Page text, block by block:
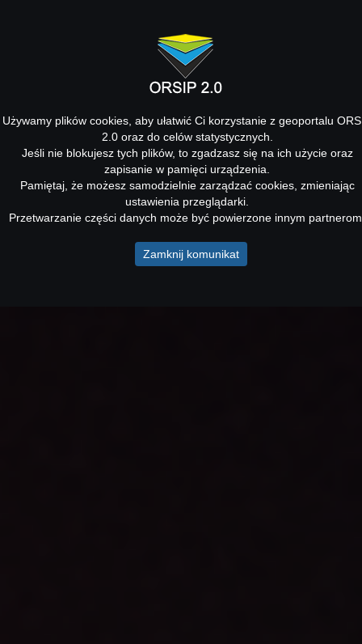
Używamy plików cookies, aby ułatwić Ci korzystanie z geoportalu
2.0 oraz do celów statystycznych.
Jeśli nie blokujesz tych plików, to zgadzasz się na ich użycie oraz
zapisanie w pamięci urządzenia.
Pamiętaj, że możesz samodzielnie zarządzać cookies, zmieniając
ustawienia przeglądarki.
Przetwarzanie części danych może być powierzone innym
Zamknij komunikat